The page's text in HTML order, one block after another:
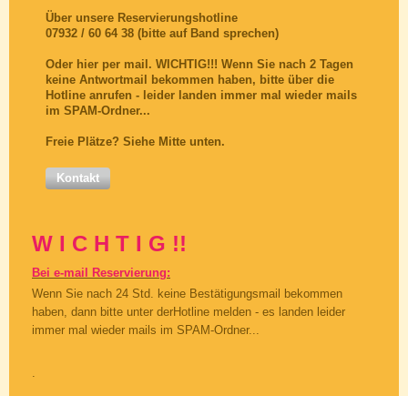
Über unsere Reservierungshotline
07932 / 60 64 38 (bitte auf Band sprechen)
Oder hier per mail. WICHTIG!!! Wenn Sie nach 2 Tagen
keine Antwortmail bekommen haben, bitte über die
Hotline anrufen - leider landen immer mal wieder mails
im SPAM-Ordner...
Freie Plätze? Siehe Mitte unten.
Kontakt
W I C H T I G !!
Bei e-mail Reservierung:
Wenn Sie nach 24 Std. keine Bestätigungsmail bekommen
haben, dann bitte unter derHotline melden - es landen leider
immer mal wieder mails im SPAM-Ordner...